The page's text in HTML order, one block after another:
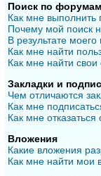
Поиск по форумам
Как мне
Почему мой поиск
В результате
Как мне найти
Как мне найти
Закладки и
Чем отличаются
Как мне
Как мне отказаться
Вложения
Какие вложения
Как мне найти мои